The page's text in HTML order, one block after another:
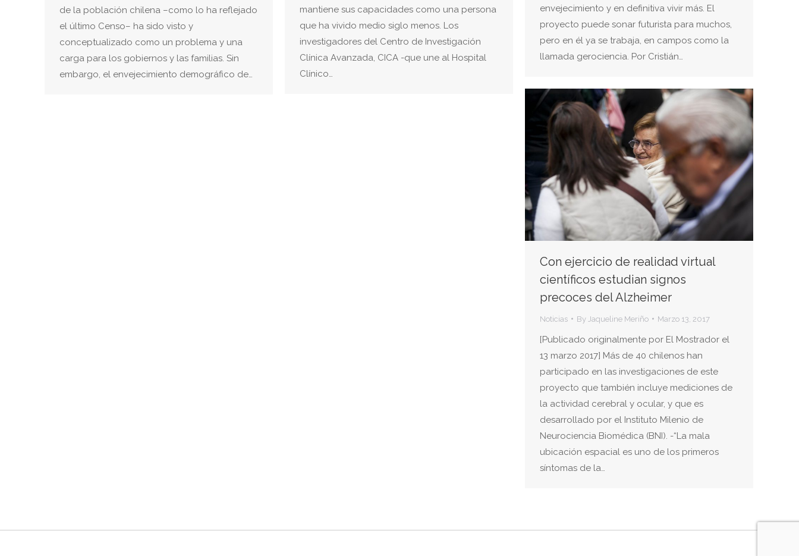
de la población chilena –como lo ha reflejado
el último Censo– ha sido visto y
conceptualizado como un problema y una
carga para los gobiernos y las familias. Sin
embargo, el envejecimiento demográfico de…
mantiene sus capacidades como una persona
que ha vivido medio siglo menos. Los
investigadores del Centro de Investigación
Clínica Avanzada, CICA -que une al Hospital
Clínico…
envejecimiento y en definitiva vivir más. El
proyecto puede sonar futurista para muchos,
pero en él ya se trabaja, en campos como la
llamada gerociencia. Por Cristián…
Con ejercicio de realidad virtual
científicos estudian signos
precoces del Alzheimer
Noticias By Jaqueline Meriño Marzo 13, 2017
[Publicado originalmente por El Mostrador el
13 marzo 2017] Más de 40 chilenos han
participado en las investigaciones de este
proyecto que también incluye mediciones de
la actividad cerebral y ocular, y que es
desarrollado por el Instituto Milenio de
Neurociencia Biomédica (BNI). -“La mala
ubicación espacial es uno de los primeros
síntomas de la…